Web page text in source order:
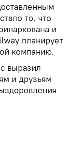
то, что
и
планирует
компанию.
выразил
и друзьям